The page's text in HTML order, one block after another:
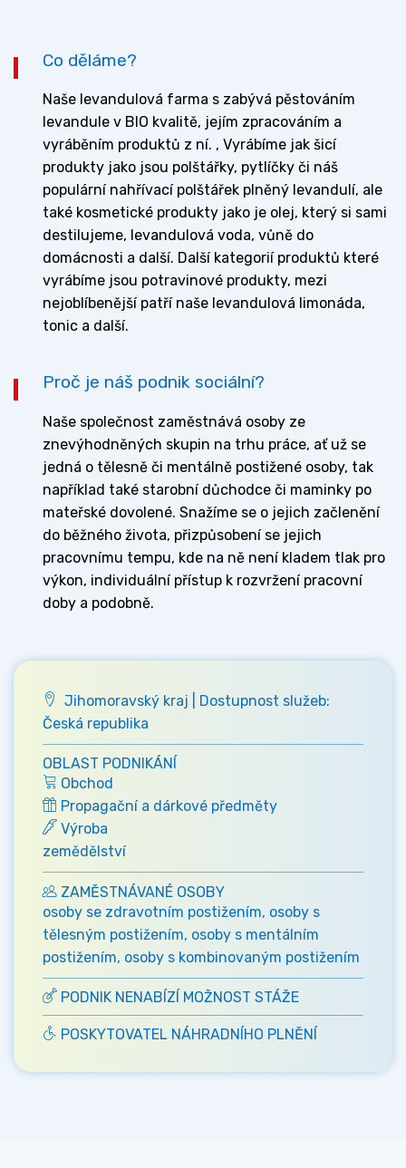
Co děláme?
Naše levandulová farma s zabývá pěstováním
levandule v BIO kvalitě, jejím zpracováním a
vyráběním produktů z ní. , Vyrábíme jak šicí
produkty jako jsou polštářky, pytlíčky či náš
populární nahřívací polštářek plněný levandulí, ale
také kosmetické produkty jako je olej, který si sami
destilujeme, levandulová voda, vůně do
domácnosti a další. Další kategorií produktů které
vyrábíme jsou potravinové produkty, mezi
nejoblíbenější patří naše levandulová limonáda,
tonic a další.
Proč je náš podnik sociální?
Naše společnost zaměstnává osoby ze
znevýhodněných skupin na trhu práce, ať už se
jedná o tělesně či mentálně postižené osoby, tak
například také starobní důchodce či maminky po
mateřské dovolené. Snažíme se o jejich začlenění
do běžného života, přizpůsobení se jejich
pracovnímu tempu, kde na ně není kladem tlak pro
výkon, individuální přístup k rozvržení pracovní
doby a podobně.
Jihomoravský kraj | Dostupnost služeb:
Česká republika
OBLAST PODNIKÁNÍ
Obchod
Propagační a dárkové předměty
Výroba
zemědělství
ZAMĚSTNÁVANÉ OSOBY
osoby se zdravotním postižením, osoby s
tělesným postižením, osoby s mentálním
postižením, osoby s kombinovaným postižením
PODNIK NENABÍZÍ MOŽNOST STÁŽE
POSKYTOVATEL NÁHRADNÍHO PLNĚNÍ